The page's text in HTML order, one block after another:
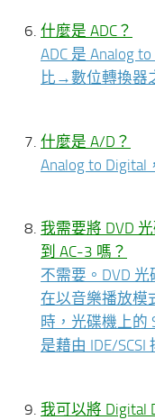
什麼是 ADC？
ADC 是 Analog
比→數位轉換器
什麼是 A/D？
Analog to Digital
我需要將 DVD
到 AC-3 嗎？
不需要。DVD
在以音樂播放模
時，光碟機上的
是藉由 IDE/SCSI
我可以將 Digital